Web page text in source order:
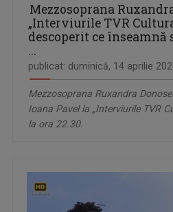
Mezzosoprana
„Interviurile TVR
descoperit ce înseamnă
...
publicat: duminică, 14 aprilie
Mezzosoprana Ruxandra
Ioana Pavel la „Interviurile TVR
la ora 22.30.